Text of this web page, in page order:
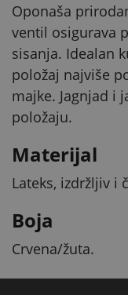
Oponaša
ventil osigurava
sisanja. Idealan
položaj najviše
majke. Jagnjad i
položaju.
Materijal
Lateks, izdržljiv i
Boja
Crvena/žuta.